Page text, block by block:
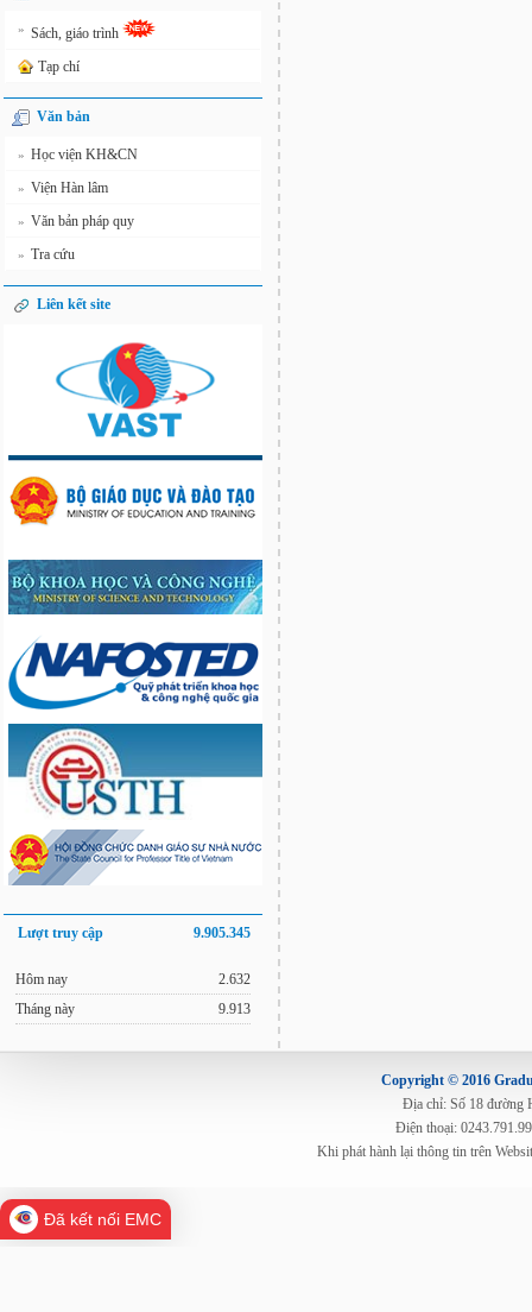
» Sách, giáo trình
Tạp chí
Văn bản
» Học viện KH&CN
» Viện Hàn lâm
» Văn bản pháp quy
» Tra cứu
Liên kết site
Lượt truy cập 9.905.345
Hôm nay
Tháng này
2.632
9.913
Copyright © 2016
Địa chỉ: Số 18 đường
Điện thoại:
Khi phát hành lại thông tin trên
Đã kết nối EMC